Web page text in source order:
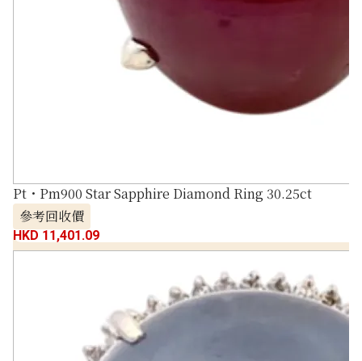
Pt・Pm900 Star Sapphire Diamond Ring 30.25ct
參考回收價
HKD 11,401.09